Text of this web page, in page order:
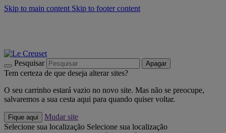
Skip to main content Skip to footer content
Pesquisar Apagar
Tem certeza de que deseja alterar sites?
O seu carrinho estará vazio no novo site. Mas não se preocupe,
salvaremos a sua cesta aqui para quando quiser voltar.
Fique aqui
Mudar site
Selecione sua localização Selecione sua localização